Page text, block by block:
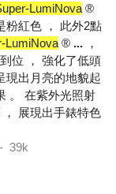
LumiNova ®️
粉紅色 ， 此外2點
LumiNova ®️ ... ，
位 ， 強化了低頭
現出月亮的地貌起
。 在紫外光照射
展現出手錶特色
39k